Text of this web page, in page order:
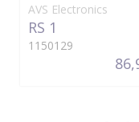
AVS Electronics
RS 1
1150129